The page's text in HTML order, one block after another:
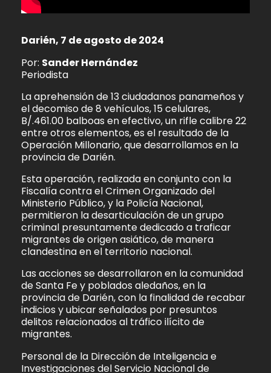
Darién, 7 de agosto de 2024
Por: Sander Hernández
Periodista
La aprehensión de 13 ciudadanos panameños y
el decomiso de 8 vehículos, 15 celulares,
B/.461.00 balboas en efectivo, un rifle calibre 22
entre otros elementos, es el resultado de la
Operación Millonario, que desarrollamos en la
provincia de Darién.
Esta operación, realizada en conjunto con la
Fiscalía contra el Crimen Organizado del
Ministerio Público, y la Policía Nacional,
permitieron la desarticulación de un grupo
criminal presuntamente dedicado a traficar
migrantes de origen asiático, de manera
clandestina en el territorio nacional.
Las acciones se desarrollaron en la comunidad
de Santa Fe y poblados aledaños, en la
provincia de Darién, con la finalidad de recabar
indicios y ubicar señalados por presuntos
delitos relacionados al tráfico ilícito de
migrantes.
Personal de la Dirección de Inteligencia e
Investigaciones del Servicio Nacional de